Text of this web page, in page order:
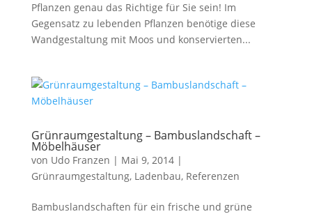
Pflanzen genau das Richtige für Sie sein! Im
Gegensatz zu lebenden Pflanzen benötige diese
Wandgestaltung mit Moos und konservierten...
Grünraumgestaltung – Bambuslandschaft –
Möbelhäuser
von Udo Franzen | Mai 9, 2014|
Grünraumgestaltung, Ladenbau, Referenzen
Bambuslandschaften für ein frische und grüne